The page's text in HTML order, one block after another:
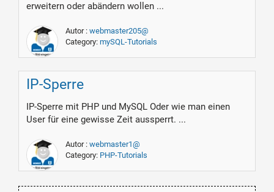
erweitern oder abändern wollen ...
Autor : webmaster205@
Category: mySQL-Tutorials
IP-Sperre
IP-Sperre mit PHP und MySQL Oder wie man einen
User für eine gewisse Zeit aussperrt. ...
Autor : webmaster1@
Category: PHP-Tutorials